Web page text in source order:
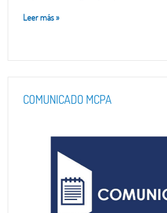
Leer más»
COMUNICADO MCPA